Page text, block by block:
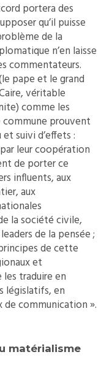
portera des
qu’il puisse
de la
n’en laisse
commentateurs.
pape et le grand
véritable
comme les
prouvent
suivi d’effets :
leur coopération
de porter ce
influents, aux
aux
la société civile,
de la pensée ;
de cette
et
traduire en
législatifs, en
de communication ».
matérialisme